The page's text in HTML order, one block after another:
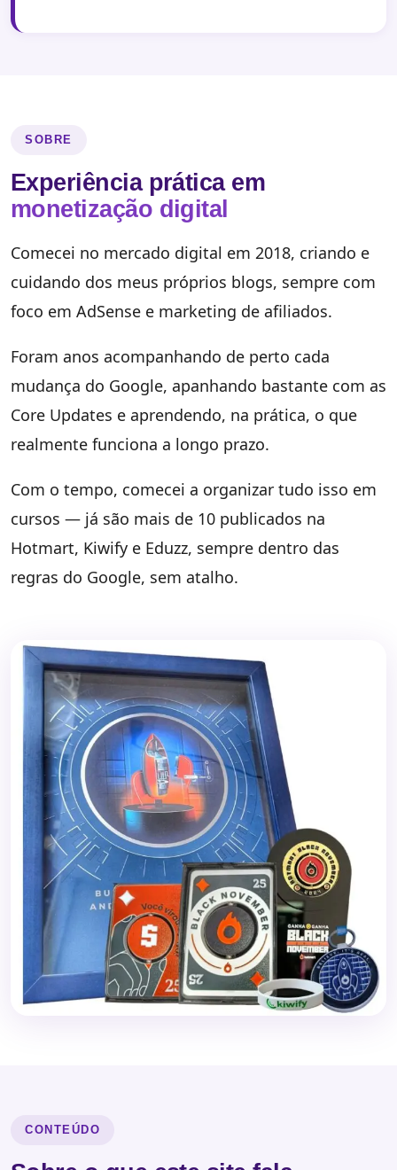
SOBRE
Experiência prática em
monetização digital
Comecei no mercado digital em 2018, criando e
cuidando dos meus próprios blogs, sempre com
foco em AdSense e marketing de afiliados.
Foram anos acompanhando de perto cada
mudança do Google, apanhando bastante com as
Core Updates e aprendendo, na prática, o que
realmente funciona a longo prazo.
Com o tempo, comecei a organizar tudo isso em
cursos — já são mais de 10 publicados na
Hotmart, Kiwify e Eduzz, sempre dentro das
regras do Google, sem atalho.
CONTEÚDO